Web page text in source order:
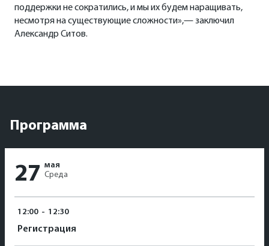
поддержки не сократились, и мы их будем наращивать,
несмотря на существующие сложности»,— заключил
Александр Ситов.
Программа
27 мая
Среда
12:00 - 12:30
Регистрация